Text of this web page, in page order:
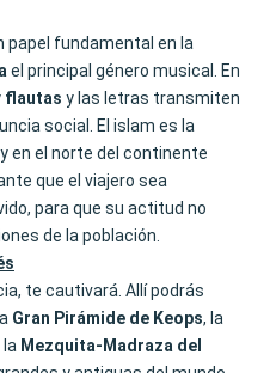
papel fundamental en la
el principal género musical. En
flautas y las letras transmiten
social. El islam es la
en el norte del continente
que el viajero sea
para que su actitud no
de la población.
te cautivará. Allí podrás
Gran Pirámide de Keops, la
la Mezquita-Madraza del